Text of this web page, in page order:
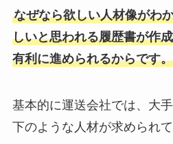
なぜなら欲しい人材像がわ
しいと思われる履歴書が作
有利に進められるからです。
基本的に運送会社では、大
下のような人材が求められて